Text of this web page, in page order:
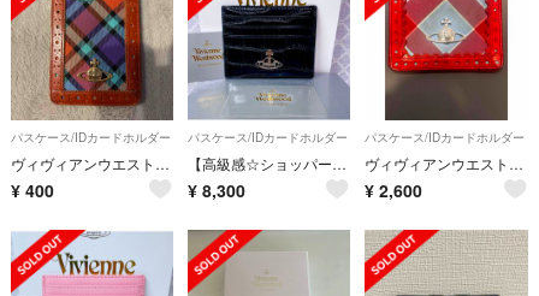
パスケース/IDカードホルダー
ヴィヴィアンウエストウッド♡パスケース
¥ 400
パスケース/IDカードホルダー
【高級感☆ショッパー付】ヴィヴィアン・ウエストウッド カードケース パスケース
¥ 8,300
パスケース/IDカードホルダー
ヴィヴィアンウエストウッドVivienneWestwoodオーブカードケースパス
¥ 2,600